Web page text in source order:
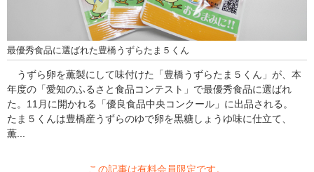
最優秀食品に選ばれた豊橋うずらたま５くん
うずら卵を薫製にして味付けた「豊橋うずらたま５くん」が、本
年度の「愛知のふるさと食品コンテスト」で最優秀食品に選ばれ
た。11月に開かれる「優良食品中央コンクール」に出品される。
たま５くんは豊橋産うずらのゆで卵を黒糖しょうゆ味に仕立て、
薫...
この記事は有料会員限定です。